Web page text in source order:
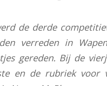
de derde
verreden in
gereden. Bij de
en de rubriek voor